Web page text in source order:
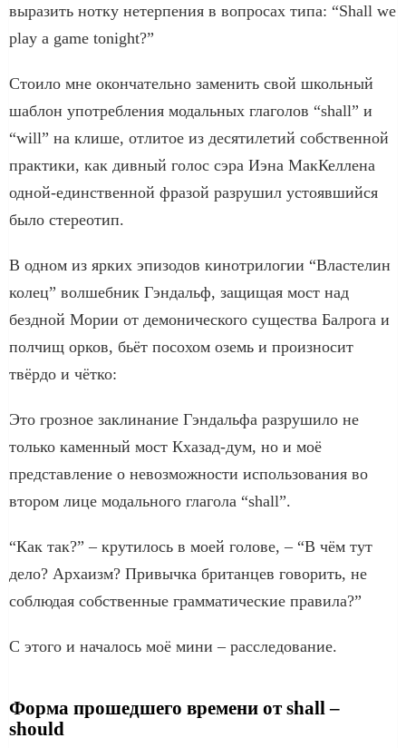
выразить нотку нетерпения в вопросах типа: “Shall we
play a game tonight?”
Стоило мне окончательно заменить свой школьный
шаблон употребления модальных глаголов “shall” и
“will” на клише, отлитое из десятилетий собственной
практики, как дивный голос сэра Иэна МакКеллена
одной-единственной фразой разрушил устоявшийся
было стереотип.
В одном из ярких эпизодов кинотрилогии “Властелин
колец” волшебник Гэндальф, защищая мост над
бездной Мории от демонического существа Балрога и
полчищ орков, бьёт посохом оземь и произносит
твёрдо и чётко:
Это грозное заклинание Гэндальфа разрушило не
только каменный мост Кхазад-дум, но и моё
представление о невозможности использования во
втором лице модального глагола “shall”.
“Как так?” – крутилось в моей голове, – “В чём тут
дело? Архаизм? Привычка британцев говорить, не
соблюдая собственные грамматические правила?”
С этого и началось моё мини – расследование.
Форма прошедшего времени от shall –
should